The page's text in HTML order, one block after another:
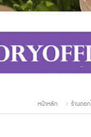
หน้าหลัก ร้านดอ